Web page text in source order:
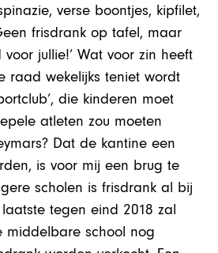
verse boontjes, kipfilet,
frisdrank op tafel, maar
voor jullie!’ Wat voor zin heeft
raad wekelijks teniet wordt
die kinderen moet
atleten zou moeten
Dat de kantine een
is voor mij een brug te
scholen is frisdrank al bij
tegen eind 2018 zal
middelbare school nog